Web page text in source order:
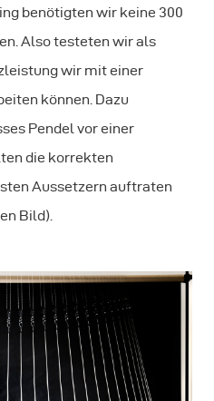
benötigten wir keine 300
Also testeten wir als
wir mit einer
können. Dazu
Pendel vor einer
die korrekten
Aussetzern auftraten
Bild).